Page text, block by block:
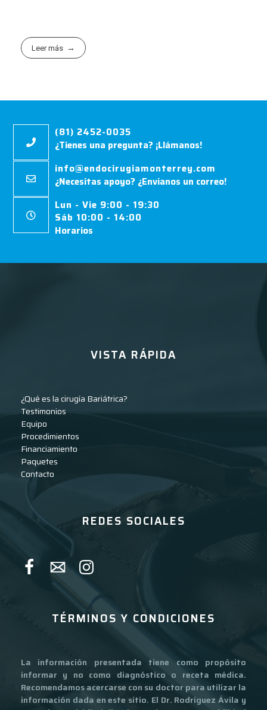
Leer más
(81) 2452-0035
¿Tienes una pregunta? ¡Llámanos!
info@endocirugiamonterrey.com
¿Necesitas apoyo? ¿Envíanos un correo!
Lun - Vie 9:00 - 19:30
Sáb 10:00 - 14:00
Horarios
VISTA RÁPIDA
¿Qué es la cirugía Bariátrica?
Testimonios
Equipo
Procedimientos
Financiamiento
Paquetes
Contacto
REDES SOCIALES
TÉRMINOS Y CONDICIONES
La información presentada tiene como propósito
informar y no como diagnóstico o receta médica.
Recomendamos acercarse con su doctor para utilizar la
información dada en este sitio. El Dr. Rodríguez Ávila y